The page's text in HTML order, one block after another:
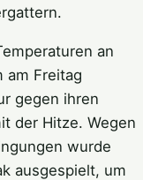
an
am Freitag
gegen ihren
der Hitze. Wegen
wurde
ausgespielt, um